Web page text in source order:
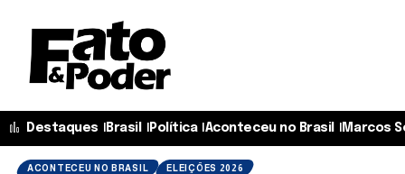
Destaques Brasil Política Aconteceu no Brasil Marcos
ACONTECEU NO BRASIL ELEIÇÕES 2026